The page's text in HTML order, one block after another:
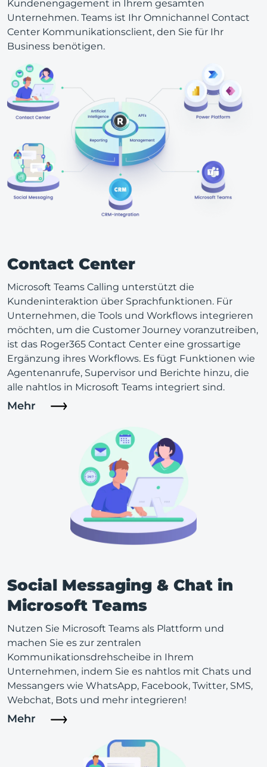
Kundenengagement in Ihrem gesamten
Unternehmen. Teams ist Ihr Omnichannel Contact
Center Kommunikationsclient, den Sie für Ihr
Business benötigen.
Contact Center
Microsoft Teams Calling unterstützt die
Kundeninteraktion über Sprachfunktionen. Für
Unternehmen, die Tools und Workflows integrieren
möchten, um die Customer Journey voranzutreiben,
ist das Roger365 Contact Center eine grossartige
Ergänzung ihres Workflows. Es fügt Funktionen wie
Agentenanrufe, Supervisor und Berichte hinzu, die
alle nahtlos in Microsoft Teams integriert sind.
Mehr
Social Messaging & Chat in
Microsoft Teams
Nutzen Sie Microsoft Teams als Plattform und
machen Sie es zur zentralen
Kommunikationsdrehscheibe in Ihrem
Unternehmen, indem Sie es nahtlos mit Chats und
Messangers wie WhatsApp, Facebook, Twitter, SMS,
Webchat, Bots und mehr integrieren!
Mehr